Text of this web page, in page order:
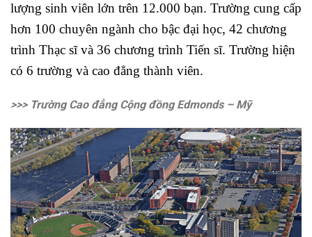
lượng sinh viên lớn trên 12.000 bạn. Trường cung cấp
hơn 100 chuyên ngành cho bậc đại học, 42 chương
trình Thạc sĩ và 36 chương trình Tiến sĩ. Trường hiện
có 6 trường và cao đẳng thành viên.
>>> Trường Cao đẳng Cộng đồng Edmonds – Mỹ